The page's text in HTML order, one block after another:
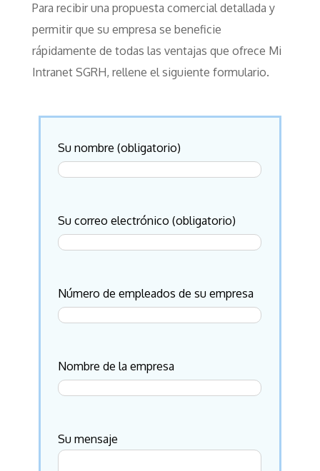
Para recibir una propuesta comercial detallada y
permitir que su empresa se beneficie
rápidamente de todas las ventajas que ofrece Mi
Intranet SGRH, rellene el siguiente formulario.
Su nombre (obligatorio)
Su correo electrónico (obligatorio)
Número de empleados de su empresa
Nombre de la empresa
Su mensaje